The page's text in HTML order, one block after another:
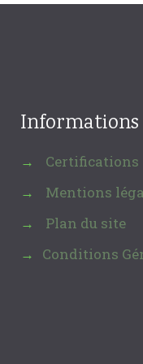
Informations
→ Certifications
→ Mentions
→ Plan du site
→ Conditions